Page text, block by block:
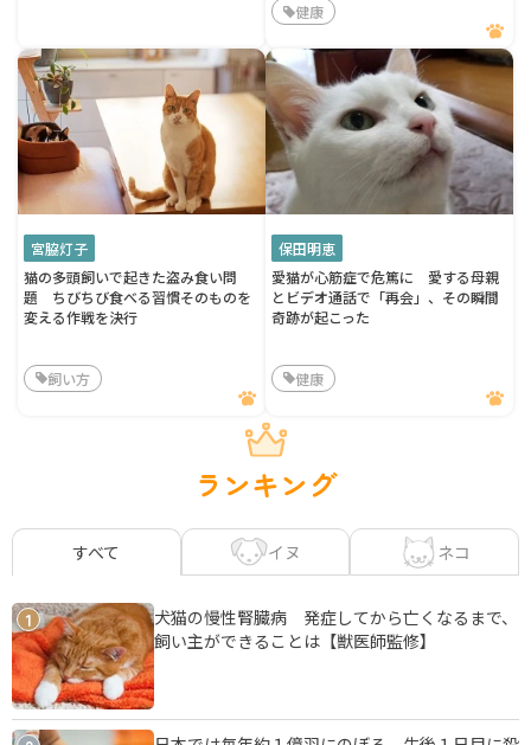
健康
宮脇灯子
猫の多頭飼いで起きた盗み食い問
題 ちびちび食べる習慣そのものを
変える作戦を決行
飼い方
保田明恵
愛猫が心筋症で危篤に 愛する母親
とビデオ通話で「再会」、その瞬間
奇跡が起こった
健康
ランキング
すべて イヌ ネコ
1
犬猫の慢性腎臓病 発症してから亡くなるまで、
飼い主ができることは【獣医師監修】